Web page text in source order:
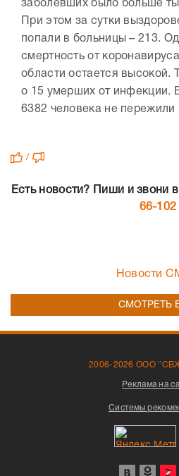
заболевших было больше
При этом за сутки
попали в больницы – 213.
смертность от
области остается высокой.
о 15 умерших от инфекции.
6382 человека не
/
Есть новости? Пиши и звони
66-102
Новости
СМОТРЕТЬ
2006-2026 ООО
Реклама на
Системы